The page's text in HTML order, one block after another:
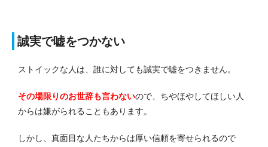
誠実で嘘をつかない
ストイックな人は、誰に対しても誠実で嘘をつきません。
その場限りのお世辞も言わないので、ちやほやしてほしい人
からは嫌がられることもあります。
しかし、真面目な人たちからは厚い信頼を寄せられるので